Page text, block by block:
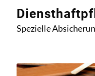
Spezielle